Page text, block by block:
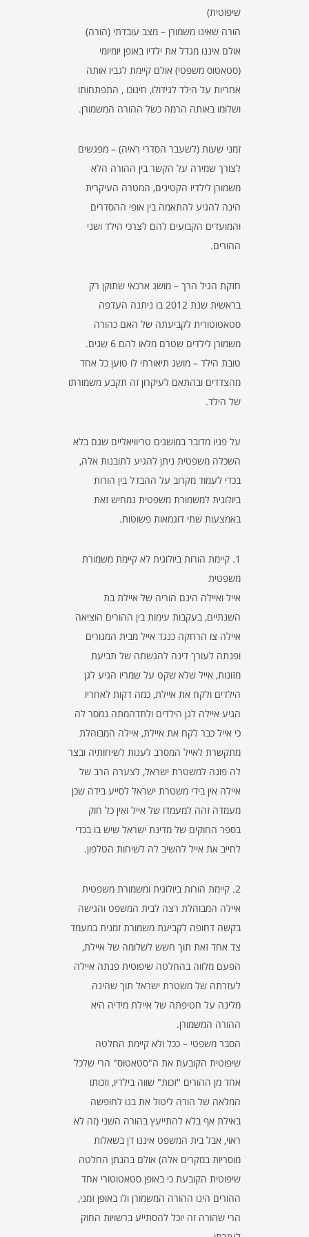
שיפוטית)
הורה שאינו משמורן – מצב עובדתי (הורה)
אולם איננו מגדל את ילדיו באופן יומיומי
(סטאטוס משפטי) אולם קיימת לגביו אותה
אחריות על הילד לגידולו, חינוכו , התפתחותו
ושלומו באותה הרמה כשל ההורה המשמורן.
זמני שעות (לשעבר הסדרי ראיה) – מפגשים
לצורך שמירה על הקשר בין ההורה הלא
משמורן לילדיו הקטינים, המטרה העיקרית
הינה להגיע להתאמה בין אופי ההסדרים
והמועדים הקבועים להם לצרכי הילד ושני
ההורים.
חזקת הגיל הרך – מושג ארכאי שתוקן רק
בראשית שנת 2012 בו ניתנה העדפה
סטאטוטורית לקביעתה של האם כהורה
משמורן לילדים שטרם מלאו להם 6 שנים.
טובת הילד – מושג תיאורתי לו טוען כל אחד
מהצדדים ובהתאם לעיקרון זה תקבע משמורתו
של הילד.
על פניו מדובר במושגים טריוויאליים שגם בלא
השכלה משפטית ניתן להגיע לתובנות אלה,
בכדי לעמוד מקרוב על ההבדל בין הורות
ביולוגית למשמורת משפטית נמחיש זאת
באמצעות שתי דוגמאות פשוטות.
1. קיימת הורות ביולוגית לא קיימת משמורת
משפטית
אייל ואיילה הינם הוריה של איילת בת
השנתיים, בעקבות עימות בין ההורים הוציאה
איילה צו הרחקה כנגד אייל מבית המגורים
ופנתה לעורך דינה להגשתה של תביעת
מזונות, אייל שלא שקט על שמריו הגיע לגן
הילדים ולקח את איילת, כמה דקות לאחריו
הגיע איילה לגן הילדים ולתדהמתה נמסר לה
כי אייל כבר לקח את איילת, איילה המבוהלת
מתקשרת לאייל המסרב לענות לשיחותיה ובצר
לה פונה למשטרת ישראל, לצערה הרב של
איילה אין בידי משטרת ישראל לסייע בידה שכן
מעמדה זהה למעמדו של אייל ואין כל חוק
בספר החוקים של מדינת ישראל שיש בו בכדי
לחייב את אייל להשיב לה לשיחות הטלפון.
2. קיימת הורות ביולוגית ומשמורת משפטית
איילה המבוהלת רצה לבית המשפט והגישה
בקשה דחופה לקביעת משמורת זמנית במעמד
צד אחד זאת תוך חשש לשלומה של איילת,
הפעם מלווה בהחלטה שיפוטית פנתה איילה
לעזרתה של משטרת ישראל תוך שהינה
מלינה על חטיפתה של איילת מידיה היא
ההורה המשמורן.
הסבר משפטי – ככל ולא קיימת החלטה
שיפוטית הקובעת את ה"סטאטוס" הרי שלכל
אחד מן ההורים "זכות" שווה בילדיו, וזכותו
המלאה של הורה ליטול את בנו לחופשה
באילת אף בלא להתייעץ בהורה השני (זה לא
ראוי, אבל בית המשפט איננו דן בשאלות
מוסריות במקרים אלה) אולם בהנתן החלטה
שיפוטית הקובעת כי באופן סטאטוטורי אחד
ההורים הינו ההורה המשמורן ולו באופן זמני,
הרי שהורה זה יוכל להסתייע ברשויות החוק